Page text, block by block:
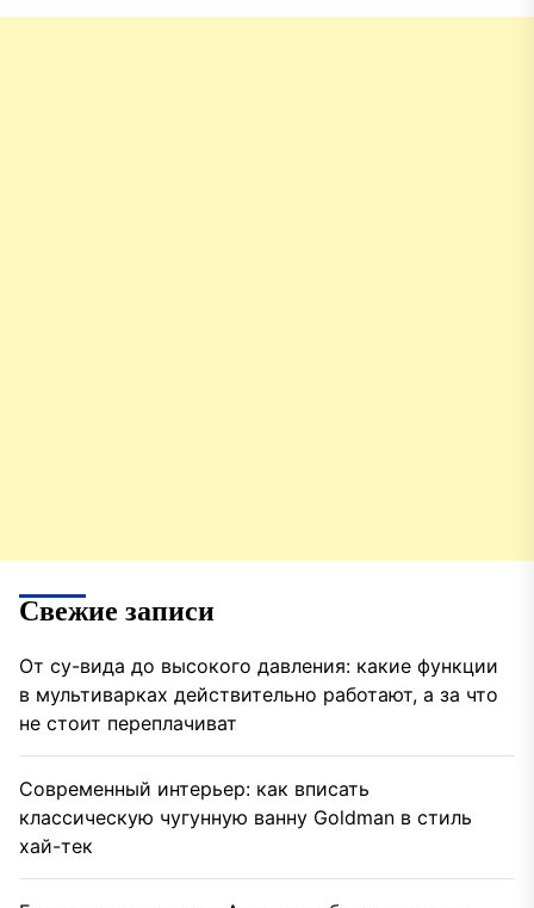
Свежие записи
От су-вида до высокого давления: какие функции
в мультиварках действительно работают, а за что
не стоит переплачиват
Современный интерьер: как вписать
классическую чугунную ванну Goldman в стиль
хай-тек